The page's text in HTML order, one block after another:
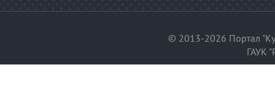
© 2013-2026 Портал
ГАУК